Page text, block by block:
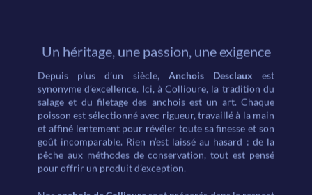
5 47
Un héritage, une passion, une exigence
Depuis plus d’un siècle, Anchois Desclaux est
synonyme d’excellence. Ici, à Collioure, la tradition du
salage et du filetage des anchois est un art. Chaque
poisson est sélectionné avec rigueur, travaillé à la main
et affiné lentement pour révéler toute sa finesse et son
goût incomparable. Rien n’est laissé au hasard : de la
pêche aux méthodes de conservation, tout est pensé
pour offrir un produit d’exception.